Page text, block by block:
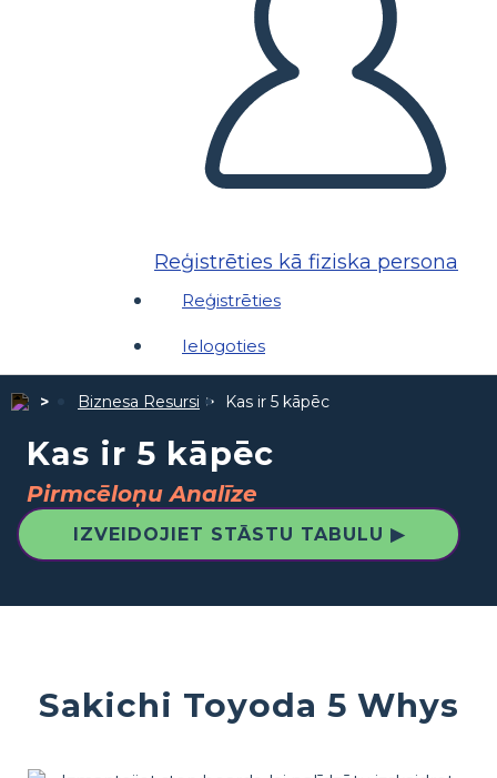
Reģistrēties kā fiziska persona
Reģistrēties
Ielogoties
Biznesa Resursi Kas ir 5 kāpēc
Kas ir 5 kāpēc
Pirmcēloņu Analīze
IZVEIDOJIET STĀSTU TABULU ▶
Sakichi Toyoda 5 Whys